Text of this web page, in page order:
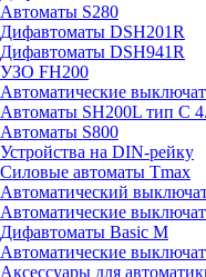
Автоматы S280
Дифавтоматы DSH201R
Дифавтоматы DSH941R
УЗО FH200
Автоматические
Автоматы SH200L тип С
Автоматы S800
Устройства на DIN-рейку
Силовые автоматы Tmax
Автоматический
Автоматические
Дифавтоматы Basic M
Автоматические
Аксессуары для